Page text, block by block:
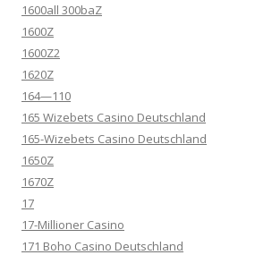
1600all 300baZ
1600Z
1600Z2
1620Z
164—110
165 Wizebets Casino Deutschland
165-Wizebets Casino Deutschland
1650Z
1670Z
17
17-Millioner Casino
171 Boho Casino Deutschland